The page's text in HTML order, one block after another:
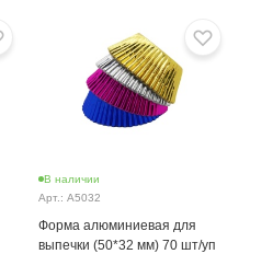
В наличии
Арт.: A5032
Форма алюминиевая для
выпечки (50*32 мм) 70 шт/уп